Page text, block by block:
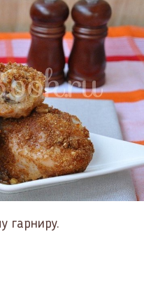
гарниру.